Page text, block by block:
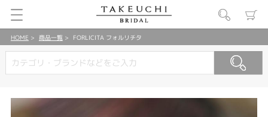
HOME 商品一覧 FORLICITA フォルリチタ